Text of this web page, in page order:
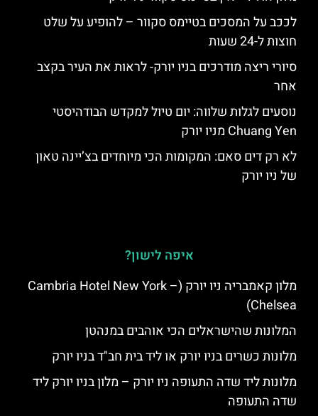
לככב על המסכים בטיימס סקוור – להופיע על שלט
חוצות ל-24 שעות
סיורי ריצה מודרכים בניו יורק- לראות את העיר בקצב
אחר
נוסעים לגלות שלווה: יום טיול למקדש הבודהיסטי
Chuang Yen מניו יורק
לא רק דים סאם: המקומות הכי מיוחדים בצ’יינה טאון
של ניו יורק
איפה לישון?
מלון קאמבריה ניו יורק (Cambria Hotel New York –
Chelsea)
המלונות שהישראלים הכי אוהבים במנהטן
מלונות כשרים בניו יורק או ליד בית חב"ד בניו יורק
מלונות ליד שדה התעופה ניו יורק – מלון בניו יורק ליד
שדה התעופה